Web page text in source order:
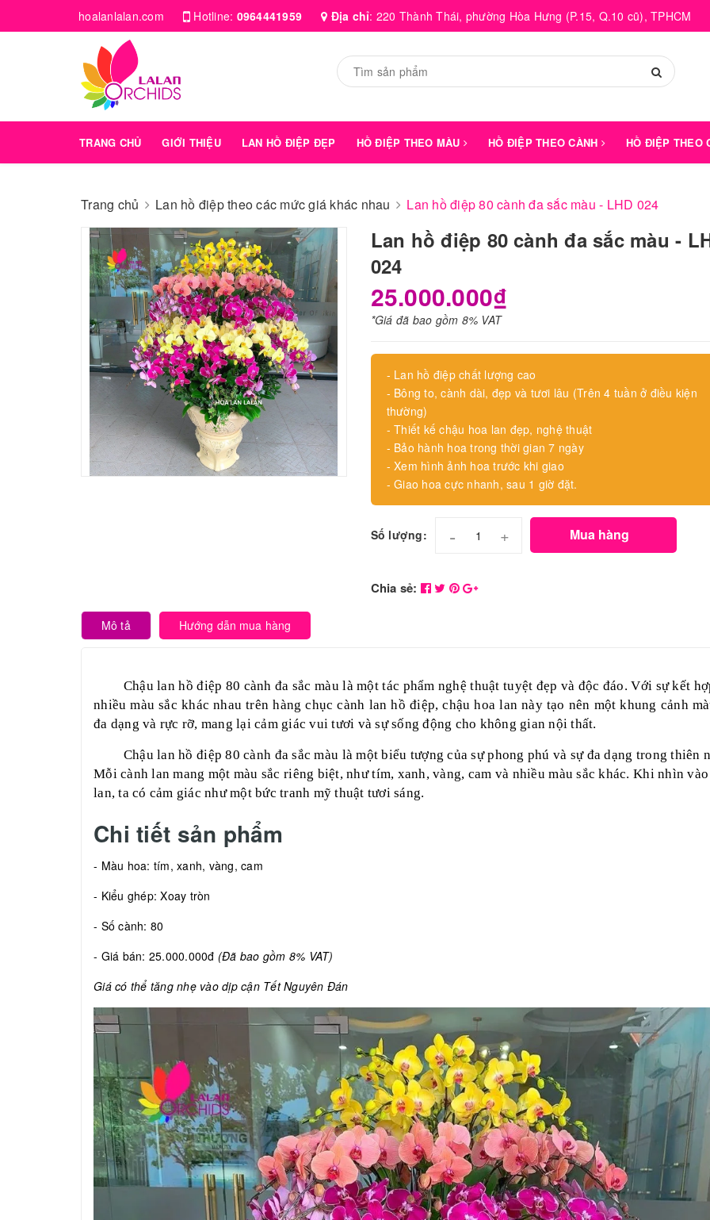
hoalanlalan.com Hotline: 0964441959 Địa chỉ: 220 Thành Thái, phường Hòa Hưng (P.15, Q.10 cũ), TPHCM
TRANG CHỦ GIỚI THIỆU LAN HỒ ĐIỆP ĐẸP HỒ ĐIỆP THEO MÀU HỒ ĐIỆP THEO CÀNH HỒ ĐIỆP THEO
Trang chủ Lan hồ điệp theo các mức giá khác nhau Lan hồ điệp 80 cành đa sắc màu - LHD 024
Lan hồ điệp 80 cành đa sắc màu -
024
25.000.000₫
*Giá đã bao gồm 8% VAT
- Lan hồ điệp chất lượng cao
- Bông to, cành dài, đẹp và tươi lâu (Trên 4 tuần ở điều kiện
thường)
- Thiết kế chậu hoa lan đẹp, nghệ thuật
- Bảo hành hoa trong thời gian 7 ngày
- Xem hình ảnh hoa trước khi giao
- Giao hoa cực nhanh, sau 1 giờ đặt.
Số lượng: - + Mua hàng
Chia sẻ:
Mô tả Hướng dẫn mua hàng
Chậu lan hồ điệp 80 cành đa sắc màu là một tác phẩm nghệ thuật tuyệt đẹp và độc đáo. Với sự kết
nhiều màu sắc khác nhau trên hàng chục cành lan hồ điệp, chậu hoa lan này tạo nên một khung cảnh
đa dạng và rực rỡ, mang lại cảm giác vui tươi và sự sống động cho không gian nội thất.
Chậu lan hồ điệp 80 cành đa sắc màu là một biểu tượng của sự phong phú và sự đa dạng trong thiên
Mỗi cành lan mang một màu sắc riêng biệt, như tím, xanh, vàng, cam và nhiều màu sắc khác. Khi nhìn
lan, ta có cảm giác như một bức tranh mỹ thuật tươi sáng.
Chi tiết sản phẩm
- Màu hoa: tím, xanh, vàng, cam
- Kiểu ghép: Xoay tròn
- Số cành: 80
- Giá bán: 25.000.000đ (Đã bao gồm 8% VAT)
Giá có thể tăng nhẹ vào dịp cận Tết Nguyên Đán